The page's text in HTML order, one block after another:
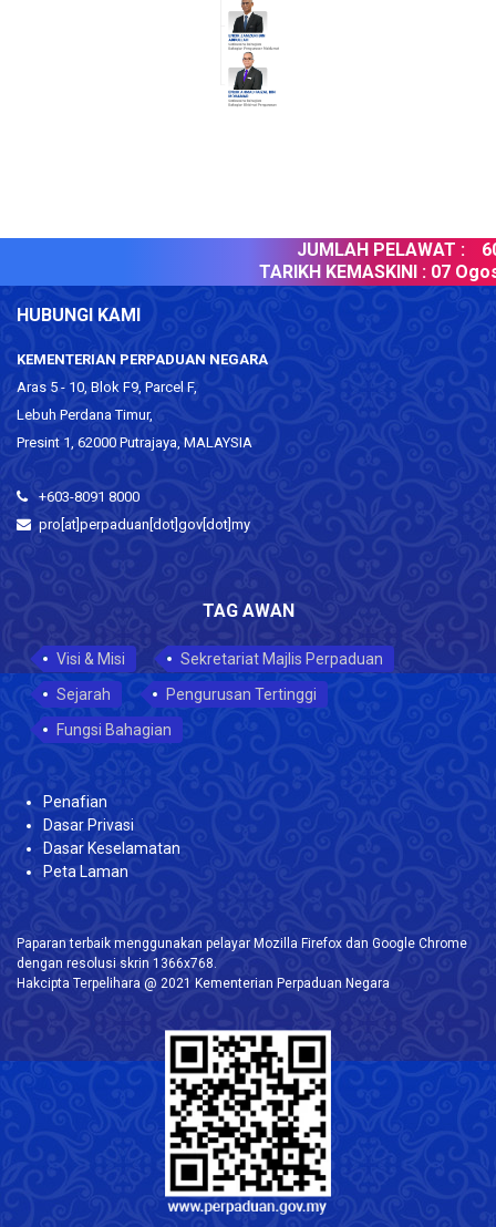
JUMLAH PELAWAT :
TARIKH KEMASKINI : 07 Ogos
HUBUNGI KAMI
KEMENTERIAN PERPADUAN NEGARA
Aras 5 - 10, Blok F9, Parcel F,
Lebuh Perdana Timur,
Presint 1, 62000 Putrajaya, MALAYSIA
+603-8091 8000
pro[at]perpaduan[dot]gov[dot]my
TAG AWAN
Visi & Misi
Sekretariat Majlis Perpaduan
Sejarah
Pengurusan Tertinggi
Fungsi Bahagian
Penafian
Dasar Privasi
Dasar Keselamatan
Peta Laman
Paparan terbaik menggunakan pelayar Mozilla Firefox dan Google Chrome
dengan resolusi skrin 1366x768.
Hakcipta Terpelihara @ 2021 Kementerian Perpaduan Negara